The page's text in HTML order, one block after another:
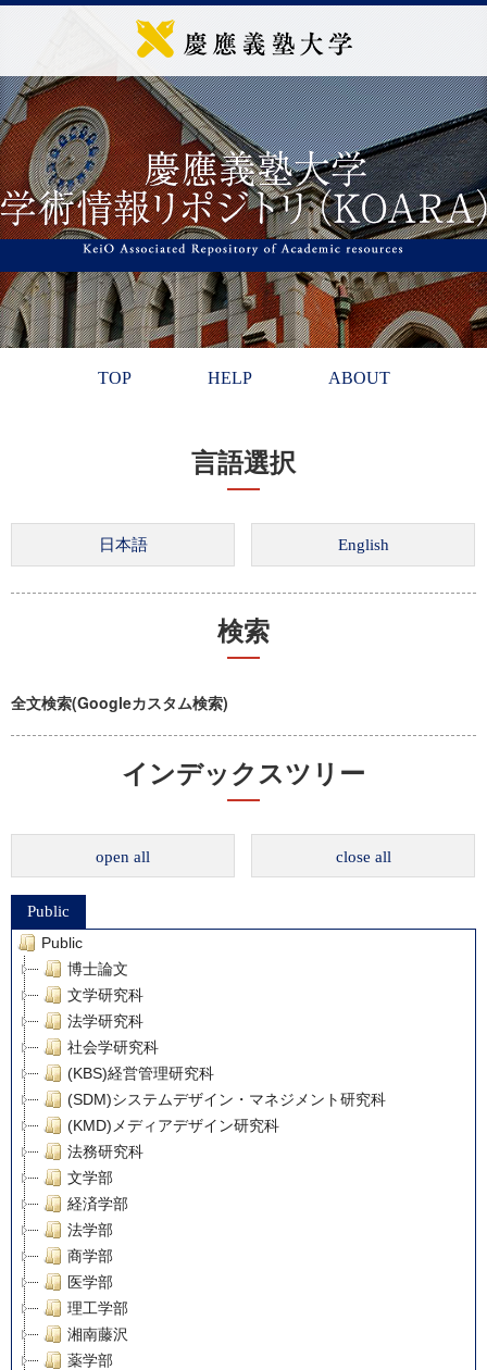
TOP HELP ABOUT
言語選択
検索
全文検索(Googleカスタム検索)
インデックスツリー
open all close all
Public
Public
博士論文
文学研究科
法学研究科
社会学研究科
(KBS)経営管理研究科
(SDM)システムデザイン・マネジメント研究科
(KMD)メディアデザイン研究科
法務研究科
文学部
経済学部
法学部
商学部
医学部
理工学部
湘南藤沢
薬学部